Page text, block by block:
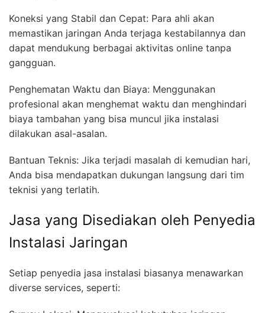
Koneksi yang Stabil dan Cepat: Para ahli akan
memastikan jaringan Anda terjaga kestabilannya dan
dapat mendukung berbagai aktivitas online tanpa
gangguan.
Penghematan Waktu dan Biaya: Menggunakan
profesional akan menghemat waktu dan menghindari
biaya tambahan yang bisa muncul jika instalasi
dilakukan asal-asalan.
Bantuan Teknis: Jika terjadi masalah di kemudian hari,
Anda bisa mendapatkan dukungan langsung dari tim
teknisi yang terlatih.
Jasa yang Disediakan oleh Penyedia
Instalasi Jaringan
Setiap penyedia jasa instalasi biasanya menawarkan
diverse services, seperti: